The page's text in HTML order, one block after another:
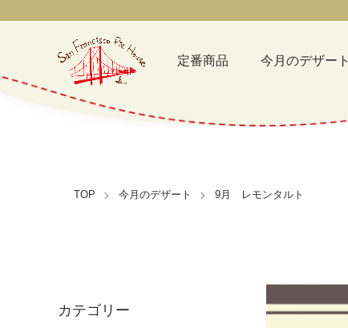
定番商品 今月のデザート
TOP 今月のデザート 9月 レモンタルト
カテゴリー